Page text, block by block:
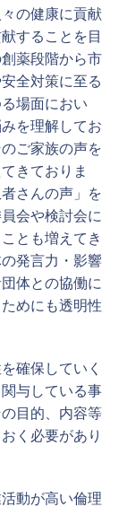
の健康に貢献
することを目
薬段階から市
全対策に至る
場面におい
を理解してお
ご家族の声を
きておりま
さんの声」を
会や検討会に
とも増えてき
発言力・影響
体との協働に
めにも透明性
確保していく
与している事
目的、内容等
く必要があり
動が高い倫理